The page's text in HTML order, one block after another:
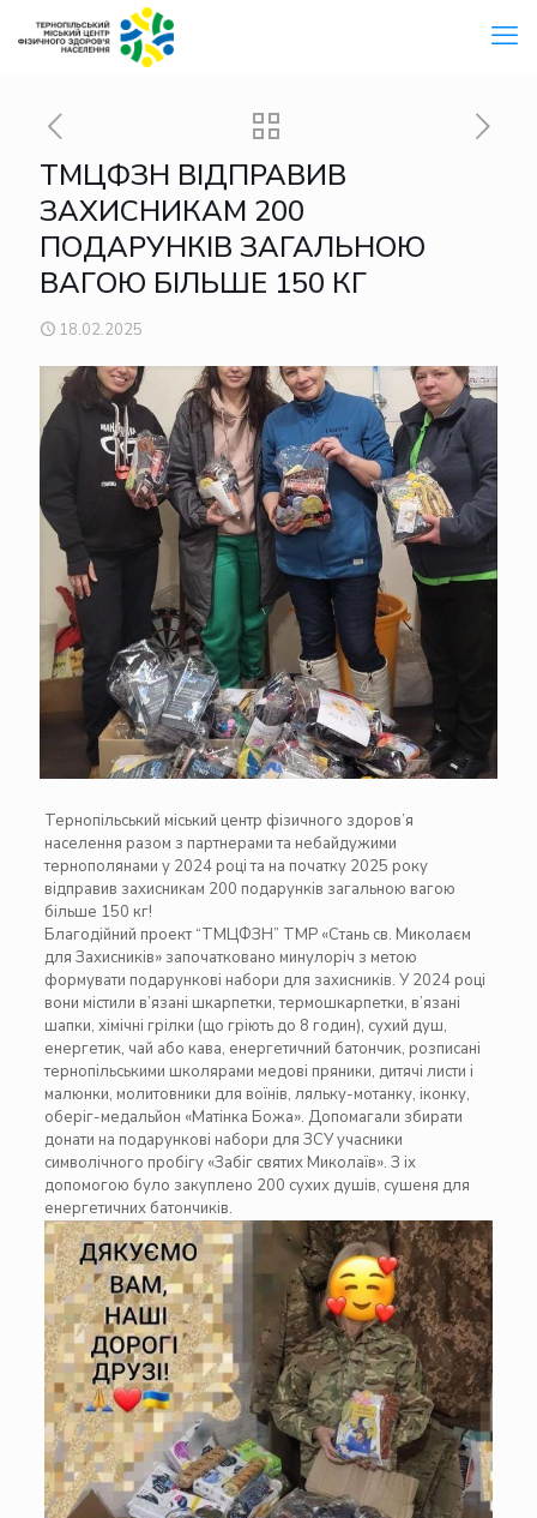
ТМЦФЗН ВІДПРАВИВ
ЗАХИСНИКАМ 200
ПОДАРУНКІВ ЗАГАЛЬНОЮ
ВАГОЮ БІЛЬШЕ 150 КГ
18.02.2025
Тернопільський міський центр фізичного здоров’я
населення разом з партнерами та небайдужими
тернополянами у 2024 році та на початку 2025 року
відправив захисникам 200 подарунків загальною вагою
більше 150 кг!
Благодійний проект “ТМЦФЗН” ТМР «Стань св. Миколаєм
для Захисників» започатковано минулоріч з метою
формувати подарункові набори для захисників. У 2024 році
вони містили в’язані шкарпетки, термошкарпетки, в’язані
шапки, хімічні грілки (що гріють до 8 годин), сухий душ,
енергетик, чай або кава, енергетичний батончик, розписані
тернопільськими школярами медові пряники, дитячі листи і
малюнки, молитовники для воїнів, ляльку-мотанку, іконку,
оберіг-медальйон «Матінка Божа». Допомагали збирати
донати на подарункові набори для ЗСУ учасники
символічного пробігу «Забіг святих Миколаїв». З іх
допомогою було закуплено 200 сухих душів, сушеня для
енергетичних батончиків.